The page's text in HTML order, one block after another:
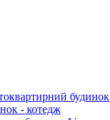
будинок
- котедж